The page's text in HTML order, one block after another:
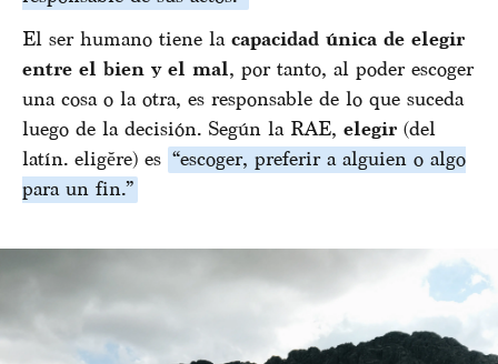
El ser humano tiene la capacidad única de elegir
entre el bien y el mal, por tanto, al poder escoger
una cosa o la otra, es responsable de lo que suceda
luego de la decisión. Según la RAE, elegir (del
latín. eligĕre) es “escoger, preferir a alguien o algo
para un fin.”